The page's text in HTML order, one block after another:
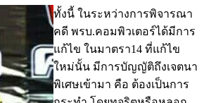
ทั้งนี้ ในระหว่างการพิจารณา
คดี พรบ.คอมพิวเตอร์ได้มีการ
แก้ไข ในมาตรา14 ที่แก้ไข
ใหม่นั้น มีการบัญญัติถึงเจตนา
พิเศษเข้ามา คือ ต้องเป็นการ